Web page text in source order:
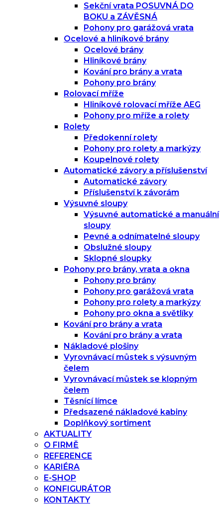
Sekční vrata POSUVNÁ DO
BOKU a ZÁVĚSNÁ
Pohony pro garážová vrata
Ocelové a hliníkové brány
Ocelové brány
Hliníkové brány
Kování pro brány a vrata
Pohony pro brány
Rolovací mříže
Hliníkové rolovací mříže AEG
Pohony pro mříže a rolety
Rolety
Předokenní rolety
Pohony pro rolety a markýzy
Koupelnové rolety
Automatické závory a příslušenství
Automatické závory
Příslušenství k závorám
Výsuvné sloupy
Výsuvné automatické a manuální
sloupy
Pevné a odnímatelné sloupy
Obslužné sloupy
Sklopné sloupky
Pohony pro brány, vrata a okna
Pohony pro brány
Pohony pro garážová vrata
Pohony pro rolety a markýzy
Pohony pro okna a světlíky
Kování pro brány a vrata
Kování pro brány a vrata
Nákladové plošiny
Vyrovnávací můstek s výsuvným
čelem
Vyrovnávací můstek se klopným
čelem
Těsnící límce
Předsazené nákladové kabiny
Doplňkový sortiment
AKTUALITY
O FIRMĚ
REFERENCE
KARIÉRA
E-SHOP
KONFIGURÁTOR
KONTAKTY